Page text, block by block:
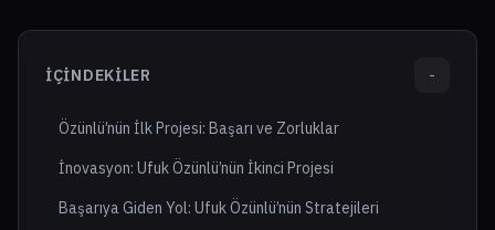
İÇINDEKILER -
Özünlü’nün İlk Projesi: Başarı ve Zorluklar
İnovasyon: Ufuk Özünlü’nün İkinci Projesi
Başarıya Giden Yol: Ufuk Özünlü’nün Stratejileri